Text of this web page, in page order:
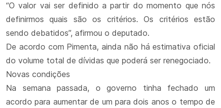
“O valor vai ser definido a partir do momento que nós
definirmos quais são os critérios. Os critérios estão
sendo debatidos”, afirmou o deputado.
De acordo com Pimenta, ainda não há estimativa oficial
do volume total de dívidas que poderá ser renegociado.
Novas condições
Na semana passada, o governo tinha fechado um
acordo para aumentar de um para dois anos o tempo de